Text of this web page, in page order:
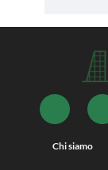
Chi siamo